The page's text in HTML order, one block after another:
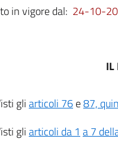
in vigore dal: 24-10-
IL
gliarticoli 76e87,
gliarticoli da 1 a 7